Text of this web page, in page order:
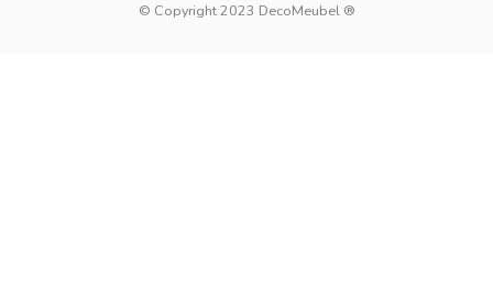
© Copyright 2023 DecoMeubel ®